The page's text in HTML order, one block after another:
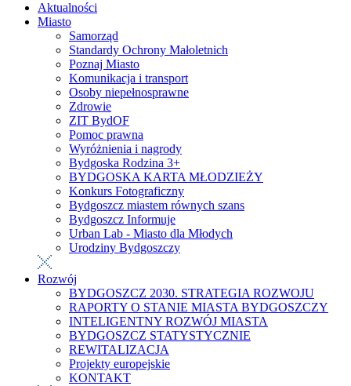
Aktualności
Miasto
Samorząd
Standardy Ochrony Małoletnich
Poznaj Miasto
Komunikacja i transport
Osoby niepełnosprawne
Zdrowie
ZIT BydOF
Pomoc prawna
Wyróżnienia i nagrody
Bydgoska Rodzina 3+
BYDGOSKA KARTA MŁODZIEŻY
Konkurs Fotograficzny
Bydgoszcz miastem równych szans
Bydgoszcz Informuje
Urban Lab - Miasto dla Młodych
Urodziny Bydgoszczy
Rozwój
BYDGOSZCZ 2030. STRATEGIA ROZWOJU
RAPORTY O STANIE MIASTA BYDGOSZCZY
INTELIGENTNY ROZWÓJ MIASTA
BYDGOSZCZ STATYSTYCZNIE
REWITALIZACJA
Projekty europejskie
KONTAKT